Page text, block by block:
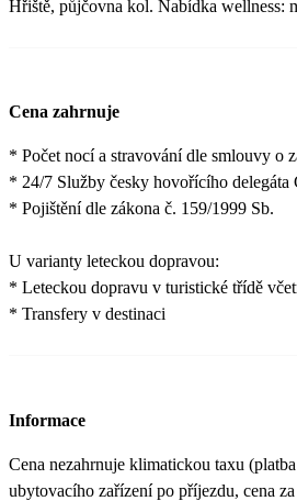
Hřiště, půjčovna kol. Nabídka wellness:
Cena zahrnuje
* Počet nocí a stravování dle smlouvy o
* 24/7 Služby česky hovořícího delegáta
* Pojištění dle zákona č. 159/1999 Sb.
U varianty leteckou dopravou:
* Leteckou dopravu v turistické třídě
* Transfery v destinaci
Informace
Cena nezahrnuje klimatickou taxu
ubytovacího zařízení po příjezdu, cena